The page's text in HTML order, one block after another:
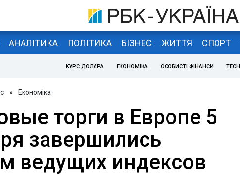
АНАЛІТИКА ПОЛІТИКА БІЗНЕС ЖИТТЯ СПОРТ
КУРС ДОЛАРА ЕКОНОМІКА ОСОБИСТІ ФІНАНСИ TECH
» Економіка
торги в Европе 5
завершились
ведущих индексов